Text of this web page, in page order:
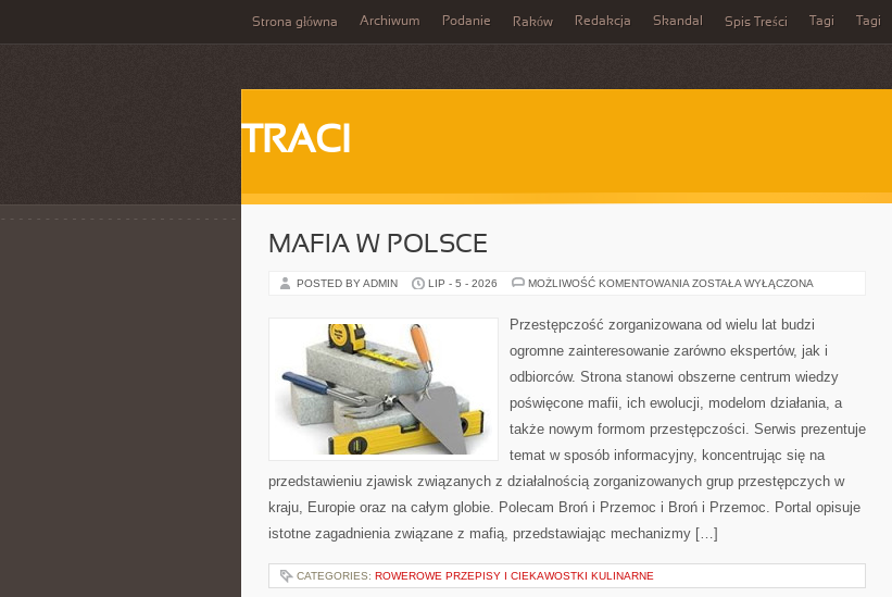
Strona główna Archiwum Podanie Raków Redakcja Skandal Spis Treści Tagi Tagi
TRACI
MAFIA W POLSCE
POSTED BY ADMIN LIP - 5 - 2026 MOŻLIWOŚĆ KOMENTOWANIA MAFIA
ZOSTAŁA WYŁĄCZONA
Przestępczość zorganizowana od wielu lat budzi
ogromne zainteresowanie zarówno ekspertów, jak i
odbiorców. Strona stanowi obszerne centrum wiedzy
poświęcone mafii, ich ewolucji, modelom działania, a
także nowym formom przestępczości. Serwis prezentuje
temat w sposób informacyjny, koncentrując się na
przedstawieniu zjawisk związanych z działalnością zorganizowanych grup przestępczych w
kraju, Europie oraz na całym globie. Polecam Broń i Przemoc i Broń i Przemoc. Portal opisuje
istotne zagadnienia związane z mafią, przedstawiając mechanizmy […]
CATEGORIES: ROWEROWE PRZEPISY I CIEKAWOSTKI KULINARNE